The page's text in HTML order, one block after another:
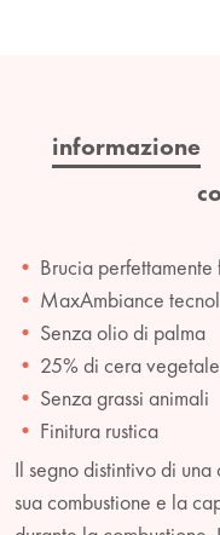
informazione
Brucia
MaxAmbiance
Senza olio di palma
25% di cera vegetale
Senza grassi animali
Finitura rustica
Il segno distintivo di
sua combustione e la